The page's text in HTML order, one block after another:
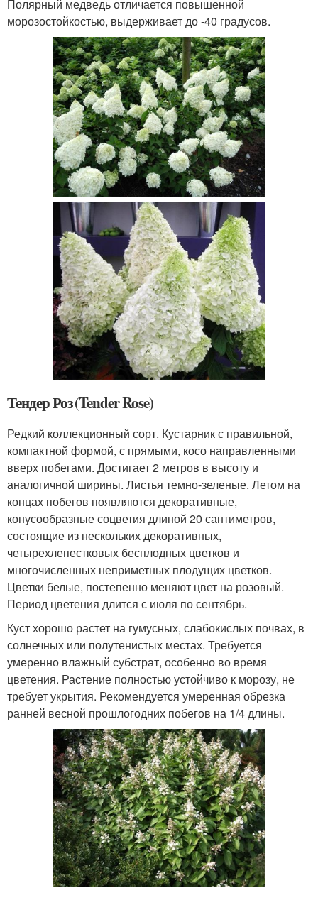
Полярный медведь отличается повышенной
морозостойкостью, выдерживает до -40 градусов.
Тендер Роз (Tender Rose)
Редкий коллекционный сорт. Кустарник с правильной,
компактной формой, с прямыми, косо направленными
вверх побегами. Достигает 2 метров в высоту и
аналогичной ширины. Листья темно-зеленые. Летом на
концах побегов появляются декоративные,
конусообразные соцветия длиной 20 сантиметров,
состоящие из нескольких декоративных,
четырехлепестковых бесплодных цветков и
многочисленных неприметных плодущих цветков.
Цветки белые, постепенно меняют цвет на розовый.
Период цветения длится с июля по сентябрь.
Куст хорошо растет на гумусных, слабокислых почвах, в
солнечных или полутенистых местах. Требуется
умеренно влажный субстрат, особенно во время
цветения. Растение полностью устойчиво к морозу, не
требует укрытия. Рекомендуется умеренная обрезка
ранней весной прошлогодних побегов на 1/4 длины.